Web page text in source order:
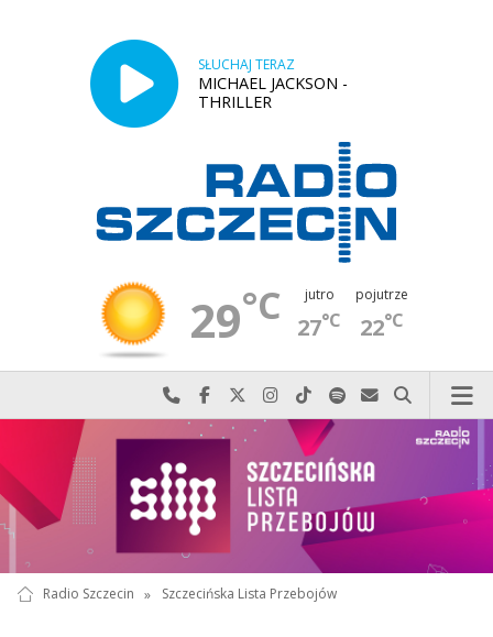
SŁUCHAJ TERAZ
MICHAEL JACKSON -
THRILLER
29°C jutro
27°C
pojutrze
22°C
Najlepiej po prostu do nas zadzwoń
Odwiedź nas na Facebook-u
Odwiedź nas na X
Odwiedź nas na Instagram-ie
Odwiedź nas na TikTok-u
Szukaj nas na Spotify
Wyślij do nas
Szukaj
Radio Szczecin » Szczecińska Lista Przebojów